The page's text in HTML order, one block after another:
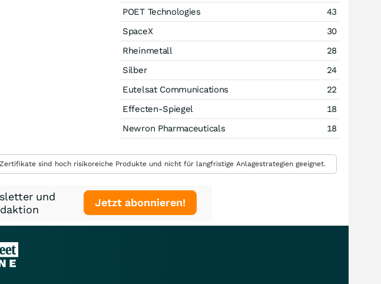
POET Technologies
43
SpaceX
30
Rheinmetall
28
Silber
24
Eutelsat Communications
22
Effecten-Spiegel
18
Newron Pharmaceuticals
18
sind hoch risikoreiche Produkte und nicht für langfristige Anlagestrategien geeignet.
und
Jetzt abonnieren!